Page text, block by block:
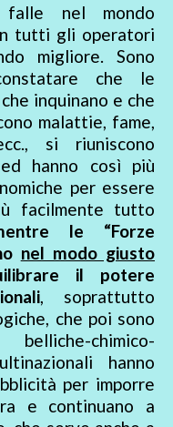
nel mondo
tutti gli operatori
migliore. Sono
che le
inquinano e che
malattie, fame,
si riuniscono
hanno così più
per essere
facilmente tutto
le “Forze
nel modo giusto
il potere
, soprattutto
che poi sono
chimico-
hanno
per imporre
e continuano a